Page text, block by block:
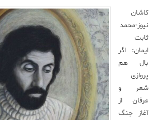
ورزشی
محیط
زیست
علم
و
فناوری
کاشان
نیوز-محمد
ثابت
ایمان: اگر
بال هم
پروازی
شعر و
عرفان از
آغاز جنگ